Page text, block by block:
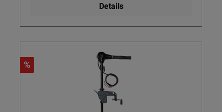
Details
%